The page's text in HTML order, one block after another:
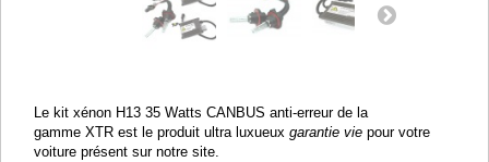
Le kit xénon H13 35 Watts CANBUS anti-erreur de la
gamme XTR est le produit ultra luxueux garantie vie pour votre
voiture présent sur notre site.